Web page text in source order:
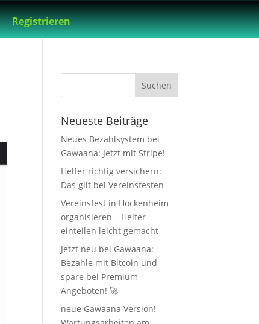
Registrieren
Neueste Beiträge
Neues Bezahlsystem bei
Gawaana: Jetzt mit Stripe!
Helfer richtig versichern:
Das gilt bei Vereinsfesten
Vereinsfest in Hockenheim
organisieren – Helfer
einteilen leicht gemacht
Jetzt neu bei Gawaana:
Bezahle mit Bitcoin und
spare bei Premium-
Angeboten! 🚀
neue Gawaana Version! –